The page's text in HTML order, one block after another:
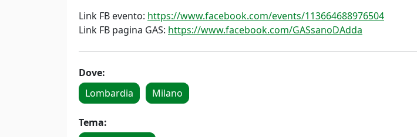
Link FB evento: https://www.facebook.com/events/113664688976504
Link FB pagina GAS: https://www.facebook.com/GASsanoDAdda
Dove:
Lombardia
Milano
Tema: